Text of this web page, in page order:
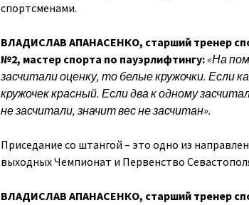
спортсменами.
ВЛАДИСЛАВ АПАНАСЕНКО, старший тренер
№2, мастер спорта по пауэрлифтингу:«На
засчитали оценку, то белые кружочки. Если
кружочек красный. Если два к одному
не засчитали, значит вес не засчитан».
Приседание со штангой – это одно из
выходных Чемпионат и Первенство
ВЛАДИСЛАВ АПАНАСЕНКО, старший тренер